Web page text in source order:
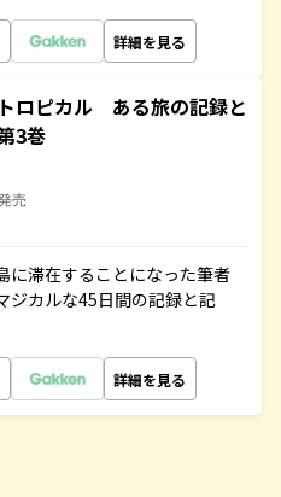
詳細を見る
ロピカル ある旅の記録と
3巻
売
に滞在することになった筆者
ジカルな45日間の記録と記
詳細を見る